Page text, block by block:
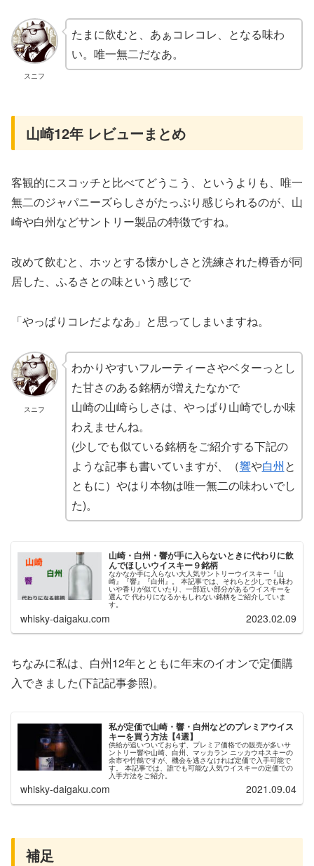
スニフ
たまに飲むと、あぁコレコレ、となる味わ
い。唯一無二だなあ。
山崎12年 レビューまとめ
客観的にスコッチと比べてどうこう、というよりも、唯一
無二のジャパニーズらしさがたっぷり感じられるのが、山
崎や白州などサントリー製品の特徴ですね。
改めて飲むと、ホッとする懐かしさと洗練された樽香が同
居した、ふるさとの味という感じで
「やっぱりコレだよなあ」と思ってしまいますね。
スニフ
わかりやすいフルーティーさやベターっとし
た甘さのある銘柄が増えたなかで
山崎の山崎らしさは、やっぱり山崎でしか味
わえませんね。
(少しでも似ている銘柄をご紹介する下記の
ような記事も書いていますが、（響や白州と
ともに）やはり本物は唯一無二の味わいでし
た)。
山崎・白州・響が手に入らないときに代わりに飲
んでほしいウイスキー９銘柄
なかなか手に入らない大人気サントリーウイスキー『山
崎』『響』『白州』。 本記事では、それらと少しでも味わ
いや香りが似ていたり、一部近い部分があるウイスキーを
選んで 代わりになるかもしれない銘柄をご紹介していま
す。
whisky-daigaku.com 2023.02.09
ちなみに私は、白州12年とともに年末のイオンで定価購
入できました(下記記事参照)。
私が定価で山崎・響・白州などのプレミアウイス
キーを買う方法【4選】
供給が追いついておらず、プレミア価格での販売が多いサ
ントリー響や山崎、白州、マッカラン ニッカウヰスキーの
余市や竹鶴ですが、機会を逃さなければ定価で入手可能で
す。 本記事では、誰でも可能な人気ウイスキーの定価での
入手方法をご紹介。
whisky-daigaku.com 2021.09.04
補足